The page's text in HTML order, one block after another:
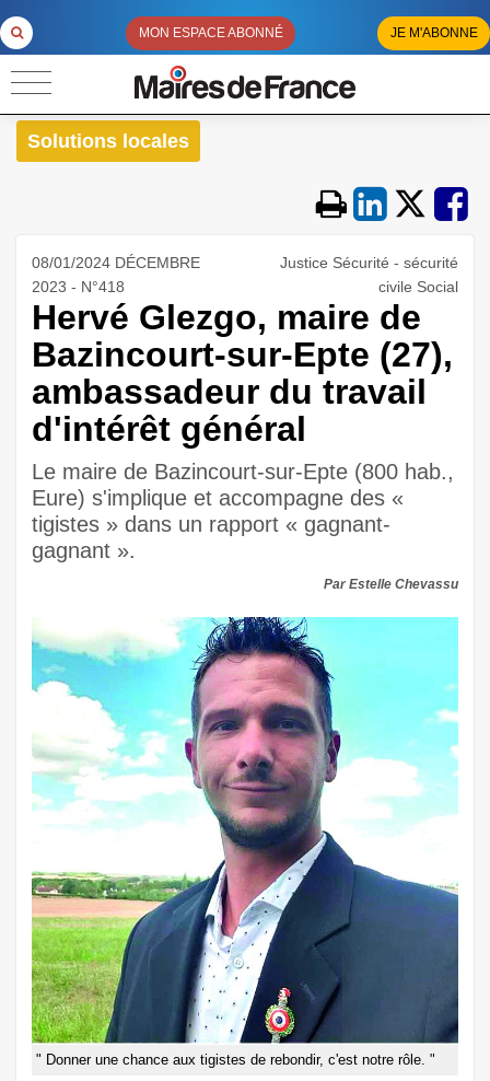
MON ESPACE ABONNÉ JE M'ABONNE
Solutions locales
08/01/2024 DÉCEMBRE
2023 - N°418
Justice Sécurité - sécurité
civile Social
Hervé Glezgo, maire de
Bazincourt-sur-Epte (27),
ambassadeur du travail
d'intérêt général
Le maire de Bazincourt-sur-Epte (800 hab.,
Eure) s'implique et accompagne des «
tigistes » dans un rapport « gagnant-
gagnant ».
Par Estelle Chevassu
" Donner une chance aux tigistes de rebondir, c'est notre rôle. "